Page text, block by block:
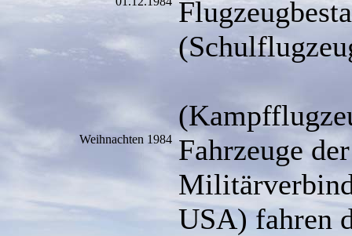
Weihnachten 1984 Fahrzeuge
USA) fahren